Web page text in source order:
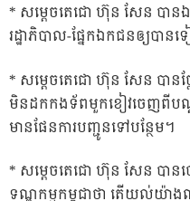
* សម្តេចតេជោ ហ៊ុន សែន បានឯ
រដ្ឋាភិបាល-ផ្នែកឯកជនឲ្យបា
* សម្តេចតេជោ ហ៊ុន សែន បានថ្
មិនដកកងទ័ពមួកខៀវចេញពីបណ្
មានផែនការបញ្ជូនទៅបន្ថែម។
* សម្តេចតេជោ ហ៊ុន សែន បា
ទណ្ឌកម្មកម្ពុជាថា តើយល់យ៉ា